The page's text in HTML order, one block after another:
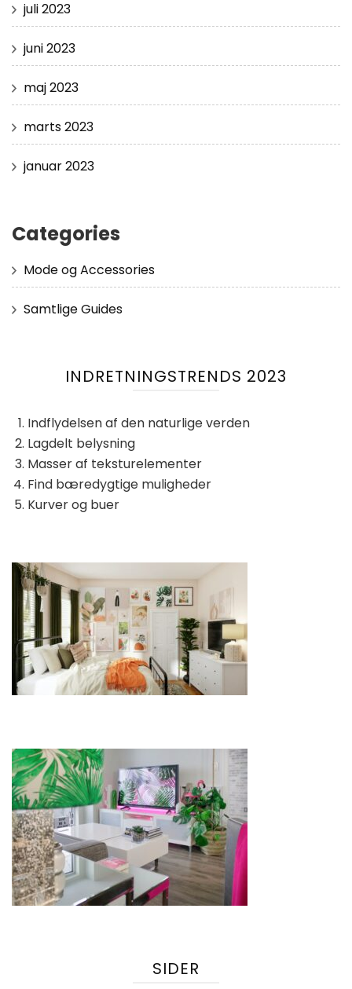
juli 2023
juni 2023
maj 2023
marts 2023
januar 2023
Categories
Mode og Accessories
Samtlige Guides
INDRETNINGSTRENDS 2023
Indflydelsen af ​​den naturlige verden
Lagdelt belysning
Masser af teksturelementer
Find bæredygtige muligheder
Kurver og buer
SIDER